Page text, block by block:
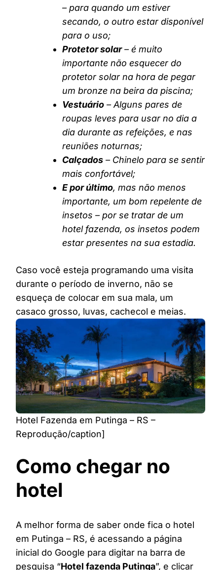
– para quando um estiver
secando, o outro estar disponível
para o uso;
Protetor solar– é muito
importante não esquecer do
protetor solar na hora de pegar
um bronze na beira da piscina;
Vestuário – Alguns pares de
roupas leves para usar no dia a
dia durante as refeições, e nas
reuniões noturnas;
Calçados – Chinelo para se sentir
mais confortável;
E por último, mas não menos
importante, um bom repelente de
insetos – por se tratar de um
hotel fazenda, os insetos podem
estar presentes na sua estadia.
Caso você esteja programando uma visita
durante o período de inverno, não se
esqueça de colocar em sua mala, um
casaco grosso, luvas, cachecol e meias.
Hotel Fazenda em Putinga – RS –
Reprodução/caption]
Como chegar no
hotel
A melhor forma de saber onde fica o hotel
em Putinga – RS, é acessando a página
inicial do Google para digitar na barra de
pesquisa “Hotel fazenda Putinga”, e clicar